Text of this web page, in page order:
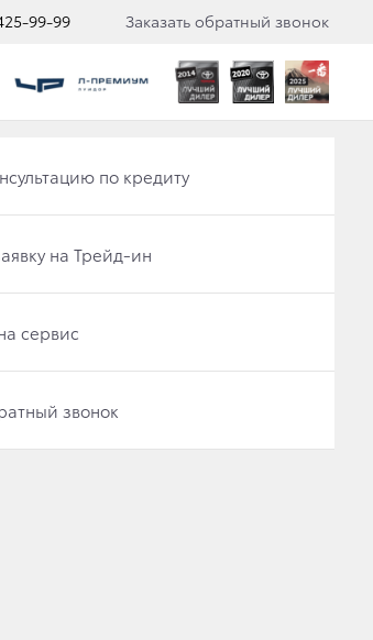
99-99 Заказать обратный звонок
по кредиту
на Трейд-ин
сервис
звонок
определяющим фактором
Америке и на других